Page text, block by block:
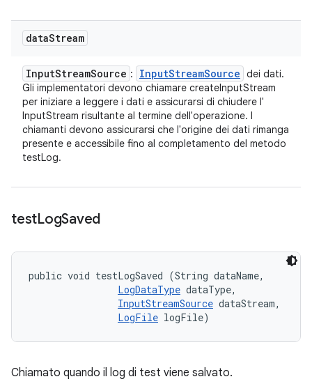
dataStream
InputStreamSource : InputStreamSource dei dati.
Gli implementatori devono chiamare createInputStream
per iniziare a leggere i dati e assicurarsi di chiudere l'
InputStream risultante al termine dell'operazione. I
chiamanti devono assicurarsi che l'origine dei dati rimanga
presente e accessibile fino al completamento del metodo
testLog.
testLogSaved
public void testLogSaved (String dataName,
LogDataType dataType,
InputStreamSource dataStream,
LogFile logFile)
Chiamato quando il log di test viene salvato.